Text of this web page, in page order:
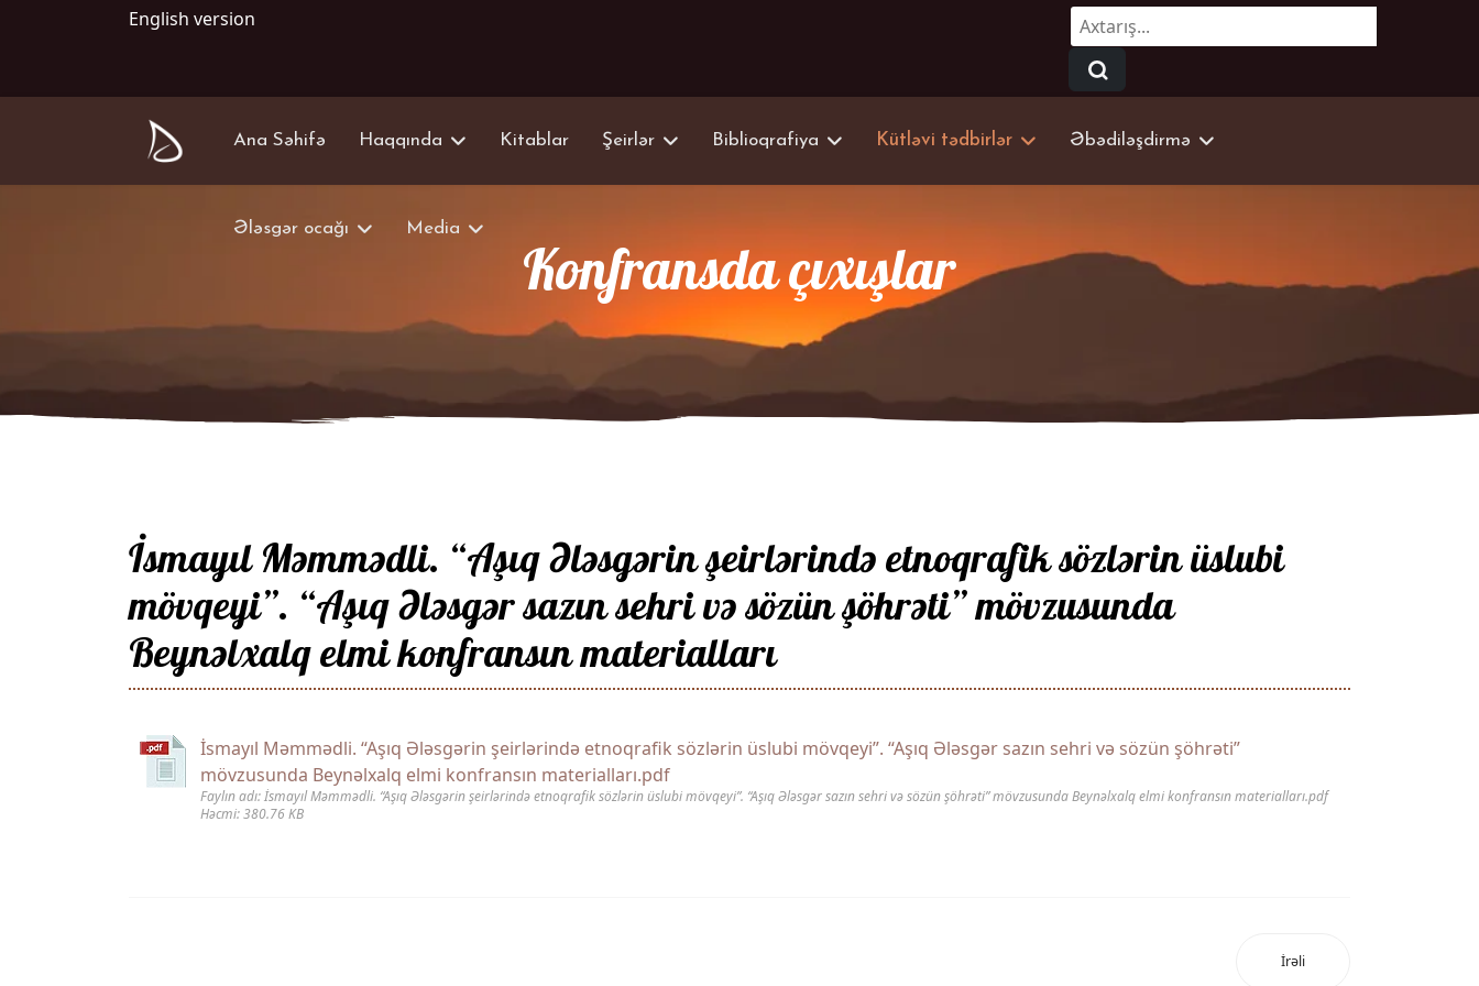
English version Axtarmaq...
Ana Səhifə Haqqında Kitablar Şeirlər Biblioqrafiya Kütləvi tədbirlər Əbədiləşdirmə
Ələsgər ocağı Media
Konfransda çıxışlar
İsmayıl Məmmədli. “Aşıq Ələsgərin şeirlərində etnoqrafik sözlərin üslubi
mövqeyi”. “Aşıq Ələsgər sazın sehri və sözün şöhrəti” mövzusunda
Beynəlxalq elmi konfransın materialları
İsmayıl Məmmədli. “Aşıq Ələsgərin şeirlərində etnoqrafik sözlərin üslubi mövqeyi”. “Aşıq Ələsgər sazın sehri və sözün şöhrəti”
mövzusunda Beynəlxalq elmi konfransın materialları.pdf
Faylın adı: İsmayıl Məmmədli. “Aşıq Ələsgərin şeirlərində etnoqrafik sözlərin üslubi mövqeyi”. “Aşıq Ələsgər sazın sehri və sözün şöhrəti” mövzusunda Beynəlxalq elmi konfransın materialları.pdf
Həcmi: 380.76 KB
İrəli